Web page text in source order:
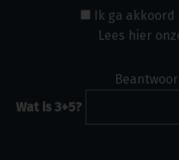
Ik ga
Lees hier
Wat is 3+5?